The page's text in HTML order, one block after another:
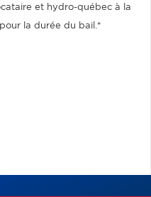
et hydro-québec à la
la durée du bail.*